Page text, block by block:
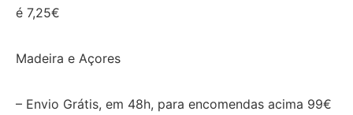
é 7,25€
Madeira e Açores
– Envio Grátis, em 48h, para encomendas acima 99€